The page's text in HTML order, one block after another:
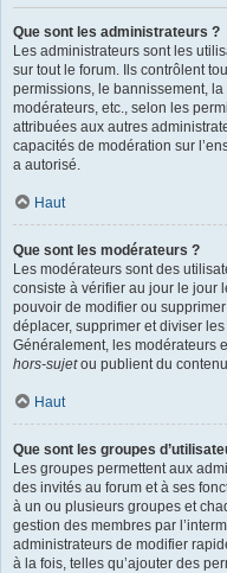
Que sont les administrateurs ?
Les administrateurs sont les
sur tout le forum. Ils contrôlent
permissions, le bannissement,
modérateurs, etc., selon les
attribuées aux autres
capacités de modération sur
a autorisé.
Haut
Que sont les modérateurs ?
Les modérateurs sont des
consiste à vérifier au jour le jour
pouvoir de modifier ou
déplacer, supprimer et diviser
Généralement, les modérateurs
hors-sujetou publient du
Haut
Que sont les groupes
Les groupes permettent aux
des invités au forum et à ses
à un ou plusieurs groupes et
gestion des membres par
administrateurs de modifier
à la fois, telles qu’ajouter des